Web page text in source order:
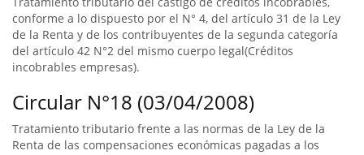
conforme a lo dispuesto por el N° 4, del artículo 31 de la Ley
de la Renta y de los contribuyentes de la segunda categoría
del artículo 42 N°2 del mismo cuerpo legal(Créditos
incobrables empresas).
Circular N°18 (03/04/2008)
Tratamiento tributario frente a las normas de la Ley de la
Renta de las compensaciones económicas pagadas a los